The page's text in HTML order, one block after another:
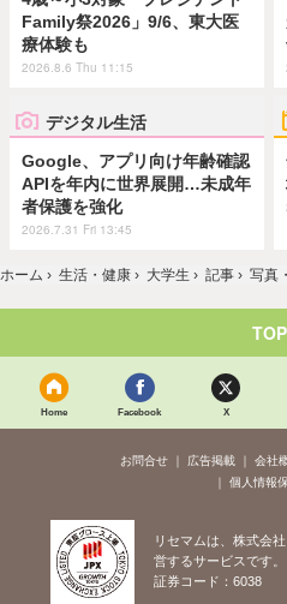
Family祭2026」9/6、東大医
療体験も
2026.8.6 Thu 11:15
デジタル生活
Google、アプリ向け年齢確認
APIを年内に世界展開…未成年
者保護を強化
2026.7.31 Fri 13:45
ホーム › 生活・健康 › 大学生 › 記事 › 写真
TOP
Home Facebook X
お問合せ 広告掲載 会社
個人情報
リセマムは、株式会
営するサービスです。
証券コード：6038